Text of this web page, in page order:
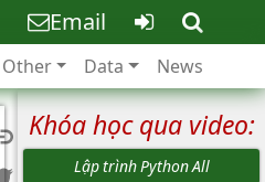
Email
Other Data News
Khóa học qua video:
Lập trình Python All